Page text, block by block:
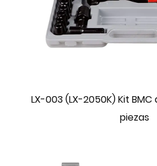
LX-003 (LX-2050K) Kit
piezas